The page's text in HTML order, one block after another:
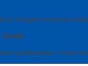
dengan komentar
publikasikan. Kolom